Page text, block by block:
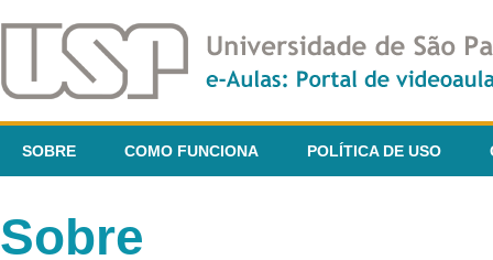
SOBRE COMO FUNCIONA POLÍTICA DE USO
Sobre